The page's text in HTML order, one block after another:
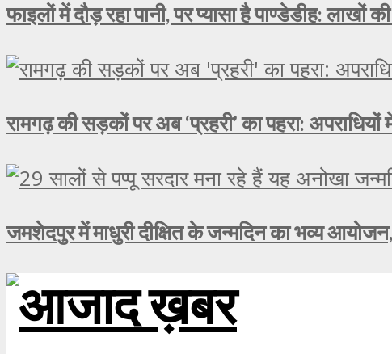
फाइलों में दौड़ रहा पानी, पर प्यासा है पाण्डेडीह:
रामगढ़ की सड़कों पर अब ‘प्रहरी’ का पहरा:
जमशेदपुर में माधुरी दीक्षित के जन्मदिन का भव्य